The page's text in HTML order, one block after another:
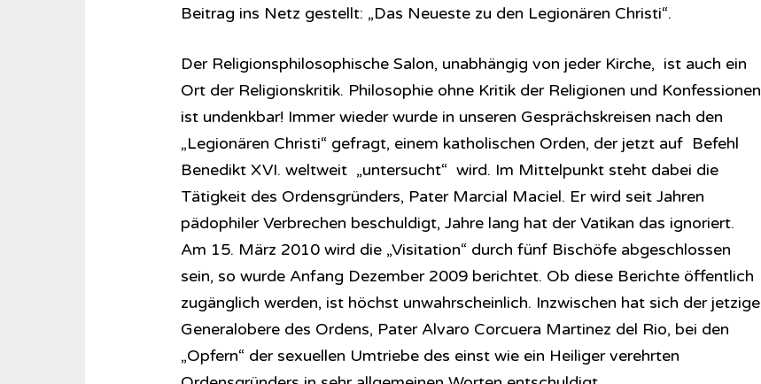
Beitrag ins Netz gestellt: „Das Neueste zu den Legionären Christi“.
Der Religionsphilosophische Salon, unabhängig von jeder Kirche, ist auch ein
Ort der Religionskritik. Philosophie ohne Kritik der Religionen und Konfessionen
ist undenkbar! Immer wieder wurde in unseren Gesprächskreisen nach den
„Legionären Christi“ gefragt, einem katholischen Orden, der jetzt auf Befehl
Benedikt XVI. weltweit „untersucht“ wird. Im Mittelpunkt steht dabei die
Tätigkeit des Ordensgründers, Pater Marcial Maciel. Er wird seit Jahren
pädophiler Verbrechen beschuldigt, Jahre lang hat der Vatikan das ignoriert.
Am 15. März 2010 wird die „Visitation“ durch fünf Bischöfe abgeschlossen
sein, so wurde Anfang Dezember 2009 berichtet. Ob diese Berichte öffentlich
zugänglich werden, ist höchst unwahrscheinlich. Inzwischen hat sich der jetzige
Generalobere des Ordens, Pater Alvaro Corcuera Martinez del Rio, bei den
„Opfern“ der sexuellen Umtriebe des einst wie ein Heiliger verehrten